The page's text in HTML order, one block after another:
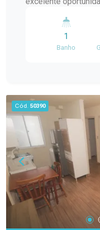
tanto quem deseja
quem busca um
negócio. O imóvel conta com 2 dormitórios
conforto para o dia a dia. Sua estrutura
utilização tanto
sendo ideal para
clínicas, ateliês,
prestadores de
um excelente
Diferenciais do imóvel: 2 dormitórios
Sala de estar;
Pátio privativo; 2
descobertas;
distribuídos;
1
Banho
Cód. 50390